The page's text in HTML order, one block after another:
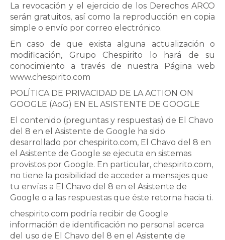
La revocación y el ejercicio de los Derechos ARCO
serán gratuitos, así como la reproducción en copia
simple o envío por correo electrónico.
En caso de que exista alguna actualización o
modificación, Grupo Chespirito lo hará de su
conocimiento a través de nuestra Página web
www.chespirito.com
POLÍTICA DE PRIVACIDAD DE LA ACTION ON
GOOGLE (AoG) EN EL ASISTENTE DE GOOGLE
El contenido (preguntas y respuestas) de El Chavo
del 8 en el Asistente de Google ha sido
desarrollado por chespirito.com, El Chavo del 8 en
el Asistente de Google se ejecuta en sistemas
provistos por Google. En particular, chespirito.com,
no tiene la posibilidad de acceder a mensajes que
tu envías a El Chavo del 8 en el Asistente de
Google o a las respuestas que éste retorna hacia ti.
chespirito.com podría recibir de Google
información de identificación no personal acerca
del uso de El Chavo del 8 en el Asistente de